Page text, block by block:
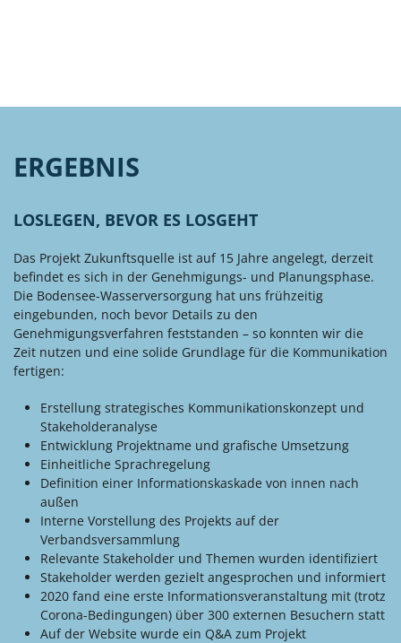
ERGEBNIS
LOSLEGEN, BEVOR ES LOSGEHT
Das Projekt Zukunftsquelle ist auf 15 Jahre angelegt, derzeit
befindet es sich in der Genehmigungs- und Planungsphase.
Die Bodensee-Wasserversorgung hat uns frühzeitig
eingebunden, noch bevor Details zu den
Genehmigungsverfahren feststanden – so konnten wir die
Zeit nutzen und eine solide Grundlage für die Kommunikation
fertigen:
Erstellung strategisches Kommunikationskonzept und
Stakeholderanalyse
Entwicklung Projektname und grafische Umsetzung
Einheitliche Sprachregelung
Definition einer Informationskaskade von innen nach
außen
Interne Vorstellung des Projekts auf der
Verbandsversammlung
Relevante Stakeholder und Themen wurden identifiziert
Stakeholder werden gezielt angesprochen und informiert
2020 fand eine erste Informationsveranstaltung mit (trotz
Corona-Bedingungen) über 300 externen Besuchern statt
Auf der Website wurde ein Q&A zum Projekt